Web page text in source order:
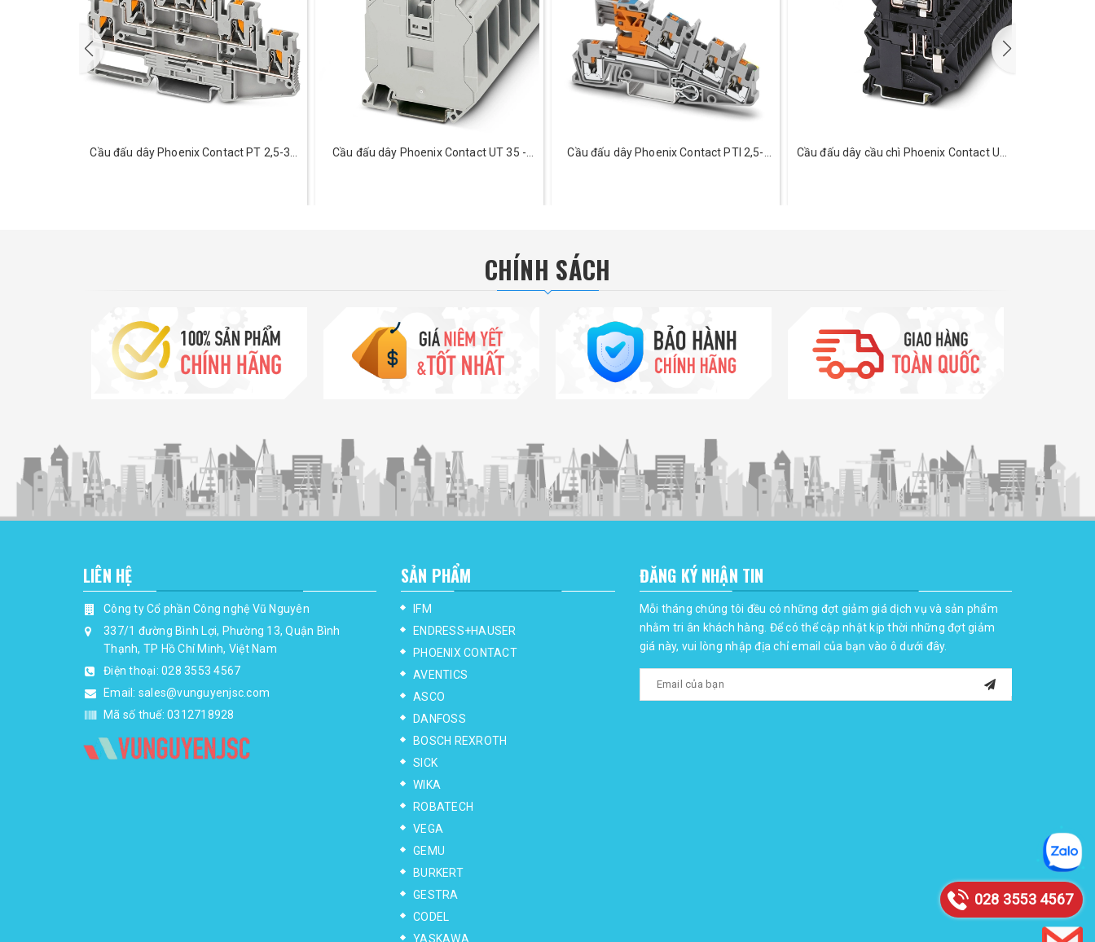
Cầu đấu dây Phoenix Contact PT 2,5-3L
Cầu đấu dây Phoenix Contact UT 35 -
Cầu đấu dây Phoenix Contact PTI 2,5-
Cầu đấu dây cầu chì Phoenix Contact UT
CHÍNH SÁCH
LIÊN HỆ
Công ty Cổ phần Công nghệ Vũ Nguyên
337/1 đường Bình Lợi, Phường 13, Quận Bình
Thạnh, TP Hồ Chí Minh, Việt Nam
Điện thoại: 028 3553 4567
Email: sales@vunguyenjsc.com
Mã số thuế: 0312718928
SẢN PHẨM
IFM
ENDRESS+HAUSER
PHOENIX CONTACT
AVENTICS
ASCO
DANFOSS
BOSCH REXROTH
SICK
WIKA
ROBATECH
VEGA
GEMU
BURKERT
GESTRA
CODEL
YASKAWA
ĐĂNG KÝ NHẬN TIN
Mỗi tháng chúng tôi đều có những đợt giảm giá dịch vụ và sản phẩm
nhằm tri ân khách hàng. Để có thể cập nhật kịp thời những đợt giảm
giá này, vui lòng nhập địa chỉ email của bạn vào ô dưới đây.
028 3553 4567